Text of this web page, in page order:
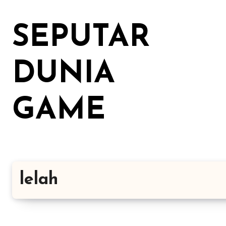
kontenSEPUTAR
DUNIA
GAME
lelah